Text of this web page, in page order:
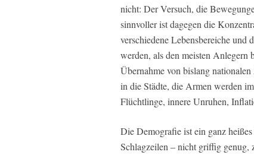
nicht: Der Versuch, die
sinnvoller ist dagegen die
verschiedene Lebensbereiche und
werden, als den meisten Anlegern
Übernahme von bislang
in die Städte, die Armen werden
Flüchtlinge, innere Unruhen,
Die Demografie ist ein ganz
Schlagzeilen – nicht griffig genug,